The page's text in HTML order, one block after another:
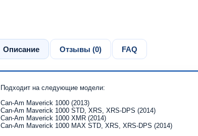
Описание Отзывы (0) FAQ
Подходит на следующие модели:
Can-Am Maverick 1000 (2013)
Can-Am Maverick 1000 STD, XRS, XRS-DPS (2014)
Can-Am Maverick 1000 XMR (2014)
Can-Am Maverick 1000 MAX STD, XRS, XRS-DPS (2014)